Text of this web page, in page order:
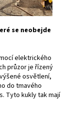
se neobejde
elektrického
průzor je řízený
osvětlení,
do tmavého
Tyto kukly tak mají